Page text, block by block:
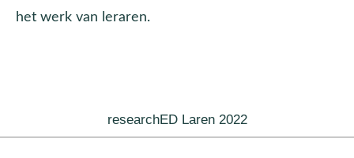
het werk van leraren.
researchED Laren 2022